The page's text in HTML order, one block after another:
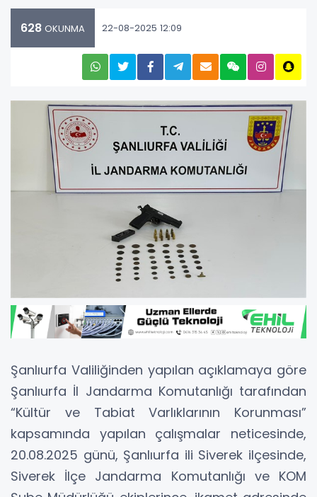
628 OKUNMA 22-08-2025 12:09
Şanlıurfa Valiliğinden yapılan açıklamaya göre
Şanlıurfa İl Jandarma Komutanlığı tarafından
“Kültür ve Tabiat Varlıklarının Korunması”
kapsamında yapılan çalışmalar neticesinde,
20.08.2025 günü, Şanlıurfa ili Siverek ilçesinde,
Siverek İlçe Jandarma Komutanlığı ve KOM